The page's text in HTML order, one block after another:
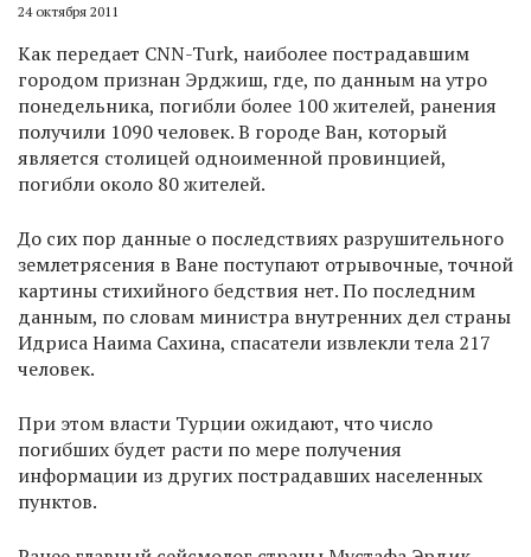
24 октября 2011
Как передает CNN-Turk, наиболее пострадавшим
городом признан Эрджиш, где, по данным на утро
понедельника, погибли более 100 жителей, ранения
получили 1090 человек. В городе Ван, который
является столицей одноименной провинцией,
погибли около 80 жителей.
До сих пор данные о последствиях разрушительного
землетрясения в Ване поступают отрывочные, точной
картины стихийного бедствия нет. По последним
данным, по словам министра внутренних дел страны
Идриса Наима Сахина, спасатели извлекли тела 217
человек.
При этом власти Турции ожидают, что число
погибших будет расти по мере получения
информации из других пострадавших населенных
пунктов.